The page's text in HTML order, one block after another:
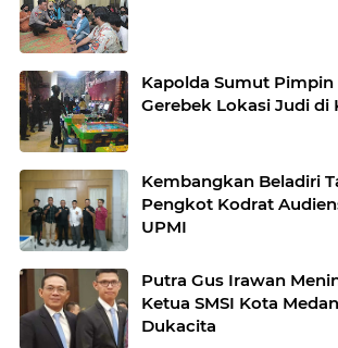
Kapolda Sumut
Gerebek Lokasi Judi di
Kembangkan Beladiri
Pengkot Kodrat
UPMI
Putra Gus Irawan
Ketua SMSI Kota
Dukacita